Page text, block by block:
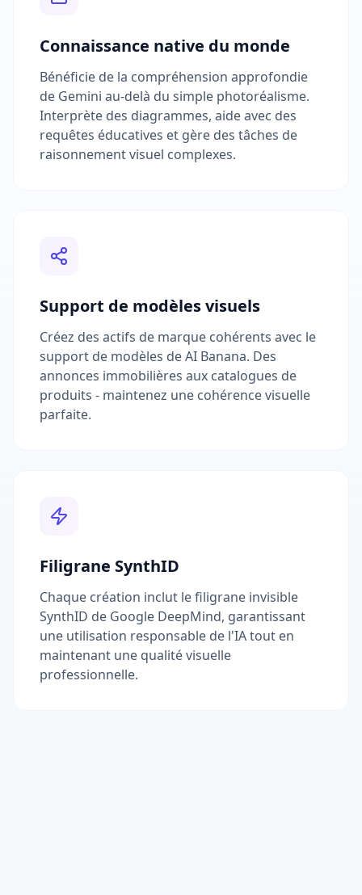
Connaissance native du monde
Bénéficie de la compréhension approfondie
de Gemini au-delà du simple photoréalisme.
Interprète des diagrammes, aide avec des
requêtes éducatives et gère des tâches de
raisonnement visuel complexes.
Support de modèles visuels
Créez des actifs de marque cohérents avec le
support de modèles de AI Banana. Des
annonces immobilières aux catalogues de
produits - maintenez une cohérence visuelle
parfaite.
Filigrane SynthID
Chaque création inclut le filigrane invisible
SynthID de Google DeepMind, garantissant
une utilisation responsable de l'IA tout en
maintenant une qualité visuelle
professionnelle.